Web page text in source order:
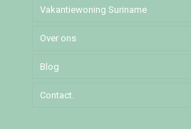
Mochalaan
Pommeroosstraat
Puleowinastraat
Tillystraat
Vakantiewoning Suriname
Over ons
Blog
Contact.